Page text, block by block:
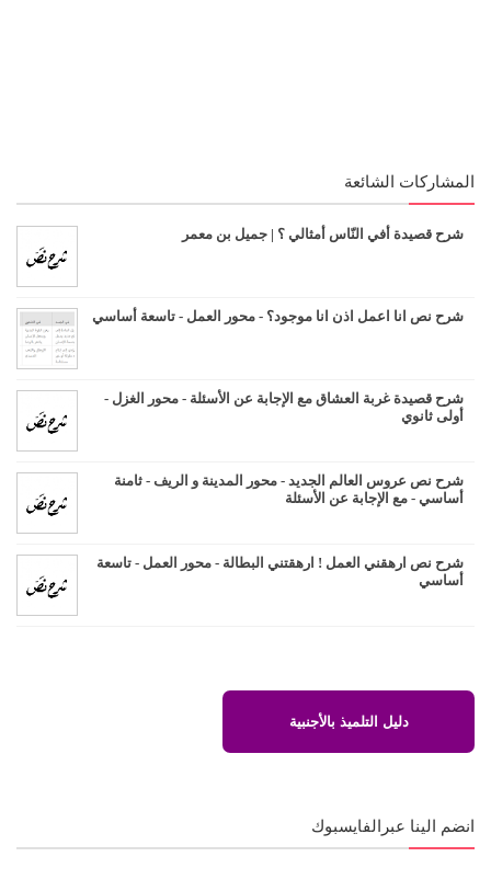
المشاركات الشائعة
شرح قصيدة أفي النّاس أمثالي ؟ | جميل بن معمر
شرح نص انا اعمل اذن انا موجود؟ - محور العمل - تاسعة أساسي
شرح قصيدة غربة العشاق مع الإجابة عن الأسئلة - محور الغزل -
أولى ثانوي
شرح نص عروس العالم الجديد - محور المدينة و الريف - ثامنة
أساسي - مع الإجابة عن الأسئلة
شرح نص ارهقني العمل ! ارهقتني البطالة - محور العمل - تاسعة
أساسي
دليل التلميذ بالأجنبية
انضم الينا عبرالفايسبوك